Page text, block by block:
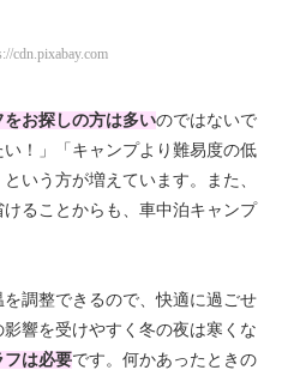
cdn.pixabay.com
お探しの方は多いのではないで
！」「キャンプより難易度の低
いう方が増えています。また、
ることからも、車中泊キャンプ
調整できるので、快適に過ごせ
響を受けやすく冬の夜は寒くな
フは必要です。何かあったときの